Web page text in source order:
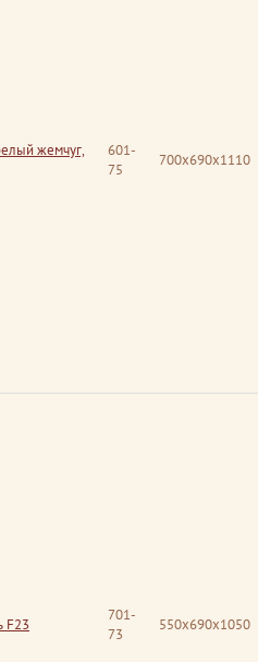
жемчуг,
601-
75
700x690x1110
F23
701-
73
550x690x1050